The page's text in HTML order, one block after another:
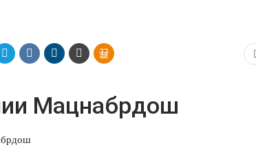
Мацнабрдош